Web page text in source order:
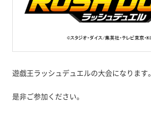
遊戯王ラッシュデュエルの大会になります。
是非ご参加ください。